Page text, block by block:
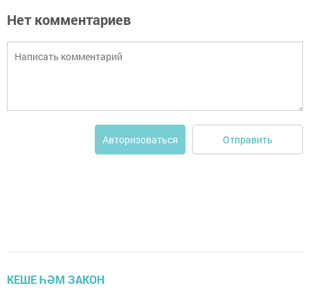
Нет комментариев
Авторизоваться Отправить
КЕШЕ ҺӘМ ЗАКОН